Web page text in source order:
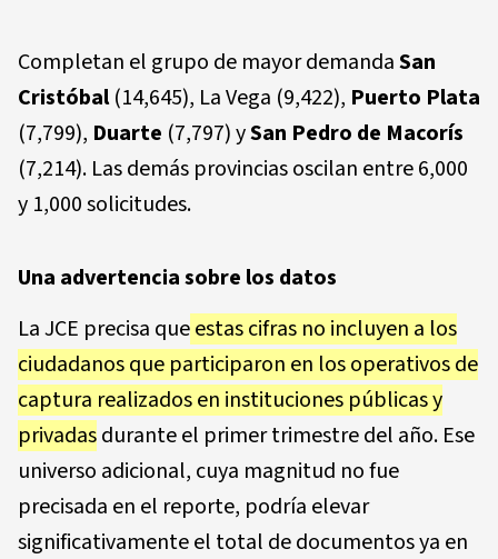
Completan el grupo de mayor demandaSan
Cristóbal(14,645), La Vega (9,422), Puerto Plata
(7,799), Duarte (7,797) ySan Pedro de Macorís
(7,214). Las demás provincias oscilan entre 6,000
y 1,000 solicitudes.
Una advertencia sobre los datos
La JCE precisa queestas cifras no incluyen a los
ciudadanos que participaron en los operativos de
captura realizados en instituciones públicas y
privadasdurante el primer trimestre del año. Ese
universo adicional, cuya magnitud no fue
precisada en el reporte, podría elevar
significativamente el total de documentos ya en